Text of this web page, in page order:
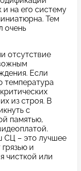
на его систему
Тем
очень
отсутствие
Если
температура
из строя. В
с
памятью,
СЦ – это лучшее
и
чисткой или
поля